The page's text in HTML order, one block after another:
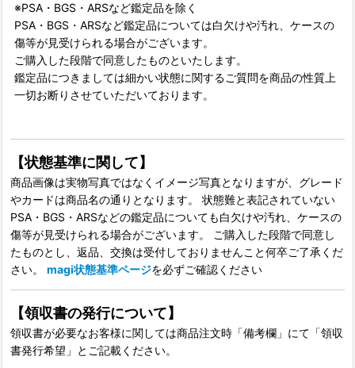
※PSA・BGS・ARSなど鑑定品を除く
PSA・BGS・ARSなど鑑定品については白欠けや汚れ、ケースの
傷等が見受けられる場合がございます。
ご購入した段階で同意したものといたします。
鑑定品につきましては細かい状態に関するご質問を商品の性質上
一切お断りさせていただいております。
【状態基準に関して】
商品画像は実物写真ではなくイメージ写真となりますが、グレード
やカードは商品名の通りとなります。 状態難と表記されていない
PSA・BGS・ARSなどの鑑定品についても白欠けや汚れ、ケースの
傷等が見受けられる場合がございます。 ご購入した段階で同意し
たものとし、返品、交換は受付しておりませんこと何卒ご了承くだ
さい。 magi状態基準ページを必ずご確認ください
【領収書の発行について】
領収書が必要なお客様に関しては商品注文時「備考欄」にて「領収
書発行希望」とご記載ください。